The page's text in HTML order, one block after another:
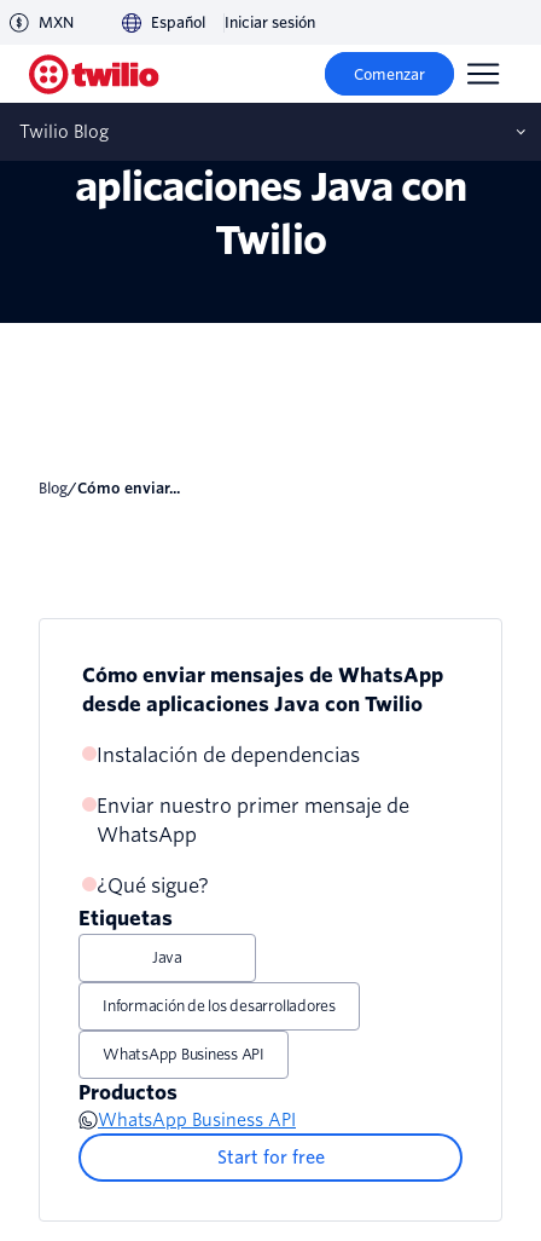
MXN Español Iniciar sesión
Comenzar
Twilio Blog
Cómo enviar mensajes de
aplicaciones Java con
Twilio
blog/ Cómo enviar...
Cómo enviar mensajes de WhatsApp
desde aplicaciones Java con Twilio
Instalación de dependencias
Enviar nuestro primer mensaje de
WhatsApp
¿Qué sigue?
Etiquetas
Java
Información de los desarrolladores
WhatsApp Business API
Productos
WhatsApp Business API
Start for free